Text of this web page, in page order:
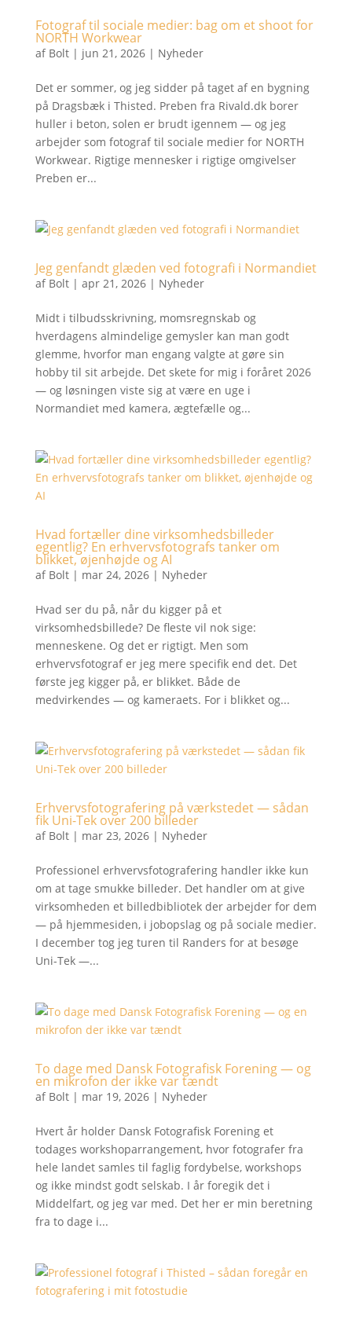
Fotograf til sociale medier: bag om et shoot for
NORTH Workwear
af Bolt| jun 21, 2026| Nyheder
Det er sommer, og jeg sidder på taget af en bygning
på Dragsbæk i Thisted. Preben fra Rivald.dk borer
huller i beton, solen er brudt igennem — og jeg
arbejder som fotograf til sociale medier for NORTH
Workwear. Rigtige mennesker i rigtige omgivelser
Preben er...
Jeg genfandt glæden ved fotografi i Normandiet
af Bolt| apr 21, 2026| Nyheder
Midt i tilbudsskrivning, momsregnskab og
hverdagens almindelige gemysler kan man godt
glemme, hvorfor man engang valgte at gøre sin
hobby til sit arbejde. Det skete for mig i foråret 2026
— og løsningen viste sig at være en uge i
Normandiet med kamera, ægtefælle og...
Hvad fortæller dine virksomhedsbilleder
egentlig? En erhvervsfotografs tanker om
blikket, øjenhøjde og AI
af Bolt| mar 24, 2026| Nyheder
Hvad ser du på, når du kigger på et
virksomhedsbillede? De fleste vil nok sige:
menneskene. Og det er rigtigt. Men som
erhvervsfotograf er jeg mere specifik end det. Det
første jeg kigger på, er blikket. Både de
medvirkendes — og kameraets. For i blikket og...
Erhvervsfotografering på værkstedet — sådan
fik Uni-Tek over 200 billeder
af Bolt| mar 23, 2026| Nyheder
Professionel erhvervsfotografering handler ikke kun
om at tage smukke billeder. Det handler om at give
virksomheden et billedbibliotek der arbejder for dem
— på hjemmesiden, i jobopslag og på sociale medier.
I december tog jeg turen til Randers for at besøge
Uni-Tek —...
To dage med Dansk Fotografisk Forening — og
en mikrofon der ikke var tændt
af Bolt| mar 19, 2026| Nyheder
Hvert år holder Dansk Fotografisk Forening et
todages workshoparrangement, hvor fotografer fra
hele landet samles til faglig fordybelse, workshops
og ikke mindst godt selskab. I år foregik det i
Middelfart, og jeg var med. Det her er min beretning
fra to dage i...